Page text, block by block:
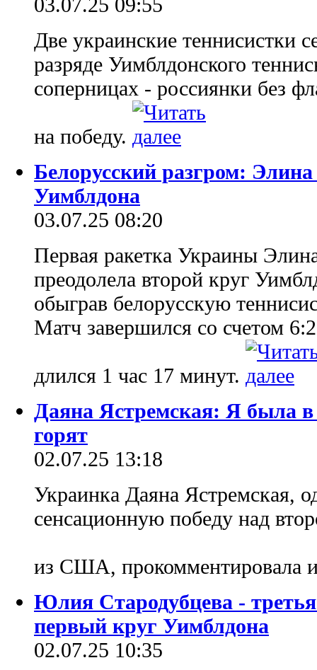
Две украинские теннисистки
разряде Уимблдонского
соперницах - россиянки без
на победу.
Белорусский разгром:
Уимблдона
03.07.25 08:20
Первая ракетка Украины
преодолела второй круг
обыграв белорусскую
Матч завершился со счетом
длился 1 час 17 минут.
Даяна Ястремская: Я была в
горят
02.07.25 13:18
Украинка Даяна Ястремская,
сенсационную победу над
из США, прокомментировала
Юлия Стародубцева -
первый круг Уимблдона
02.07.25 10:35